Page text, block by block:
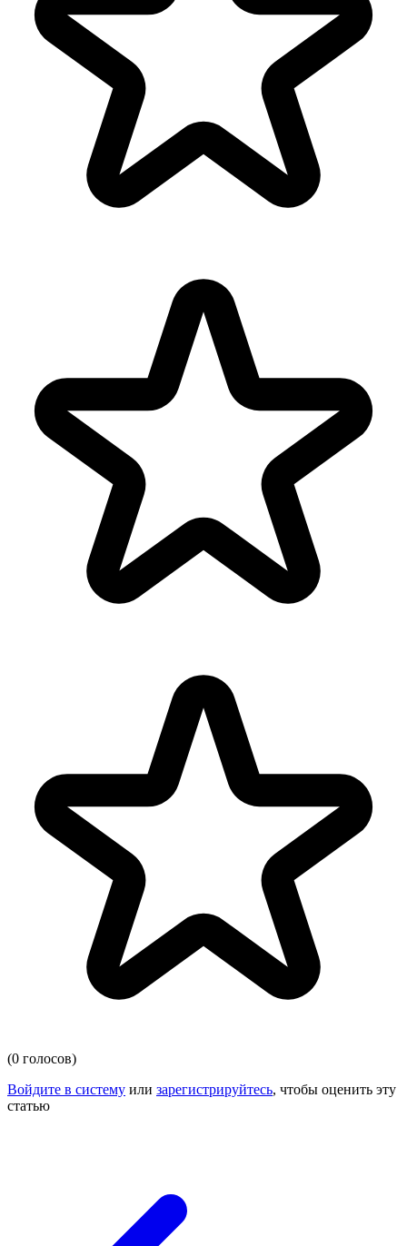
(0 голосов)
Войдите в систему или зарегистрируйтесь, чтобы оценить эту
статью